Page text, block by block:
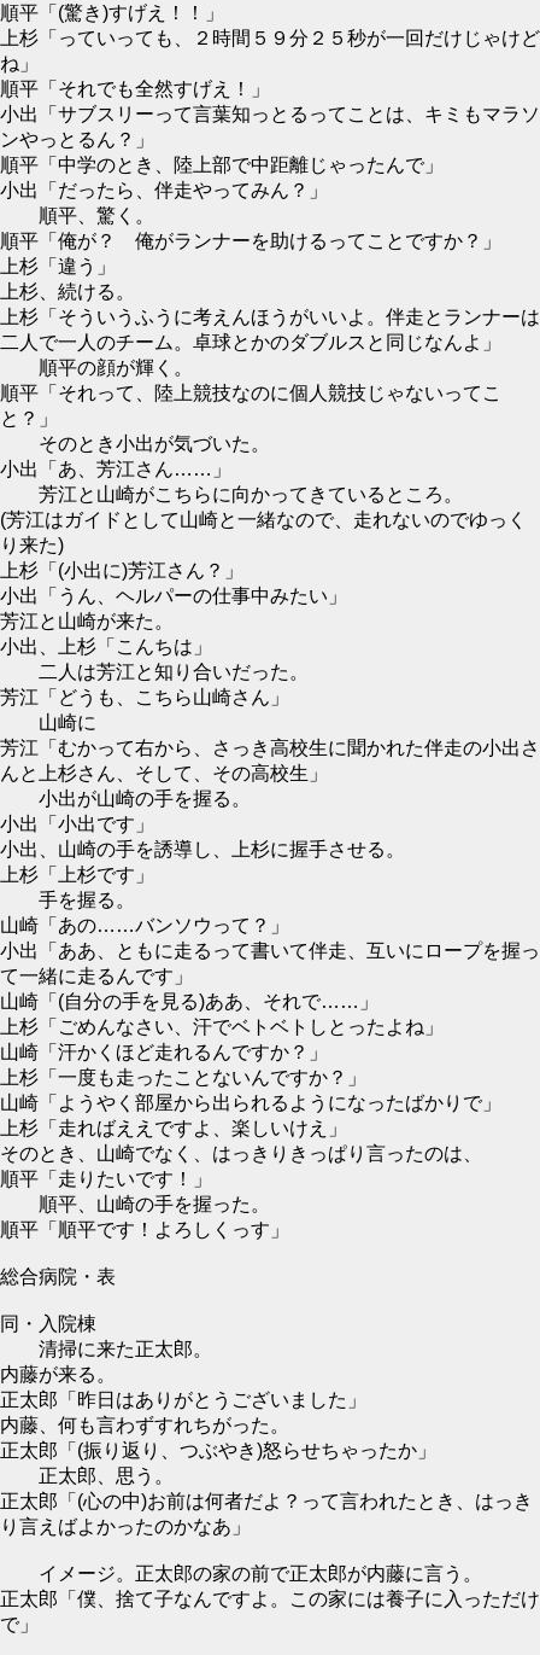
順平「(驚き)すげえ！！」
上杉「っていっても、２時間５９分２５秒が一回だけじゃけど
ね」
順平「それでも全然すげえ！」
小出「サブスリーって言葉知っとるってことは、キミもマラソ
ンやっとるん？」
順平「中学のとき、陸上部で中距離じゃったんで」
小出「だったら、伴走やってみん？」
順平、驚く。
順平「俺が？ 俺がランナーを助けるってことですか？」
上杉「違う」
上杉、続ける。
上杉「そういうふうに考えんほうがいいよ。伴走とランナーは
二人で一人のチーム。卓球とかのダブルスと同じなんよ」
順平の顔が輝く。
順平「それって、陸上競技なのに個人競技じゃないってこ
と？」
そのとき小出が気づいた。
小出「あ、芳江さん……」
芳江と山崎がこちらに向かってきているところ。
(芳江はガイドとして山崎と一緒なので、走れないのでゆっく
り来た)
上杉「(小出に)芳江さん？」
小出「うん、ヘルパーの仕事中みたい」
芳江と山崎が来た。
小出、上杉「こんちは」
二人は芳江と知り合いだった。
芳江「どうも、こちら山崎さん」
山崎に
芳江「むかって右から、さっき高校生に聞かれた伴走の小出さ
んと上杉さん、そして、その高校生」
小出が山崎の手を握る。
小出「小出です」
小出、山崎の手を誘導し、上杉に握手させる。
上杉「上杉です」
手を握る。
山崎「あの……バンソウって？」
小出「ああ、ともに走るって書いて伴走、互いにロープを握っ
て一緒に走るんです」
山崎「(自分の手を見る)ああ、それで……」
上杉「ごめんなさい、汗でベトベトしとったよね」
山崎「汗かくほど走れるんですか？」
上杉「一度も走ったことないんですか？」
山崎「ようやく部屋から出られるようになったばかりで」
上杉「走ればええですよ、楽しいけえ」
そのとき、山崎でなく、はっきりきっぱり言ったのは、
順平「走りたいです！」
順平、山崎の手を握った。
順平「順平です！よろしくっす」
総合病院・表
同・入院棟
清掃に来た正太郎。
内藤が来る。
正太郎「昨日はありがとうございました」
内藤、何も言わずすれちがった。
正太郎「(振り返り、つぶやき)怒らせちゃったか」
正太郎、思う。
正太郎「(心の中)お前は何者だよ？って言われたとき、はっき
り言えばよかったのかなあ」
イメージ。正太郎の家の前で正太郎が内藤に言う。
正太郎「僕、捨て子なんですよ。この家には養子に入っただけ
で」